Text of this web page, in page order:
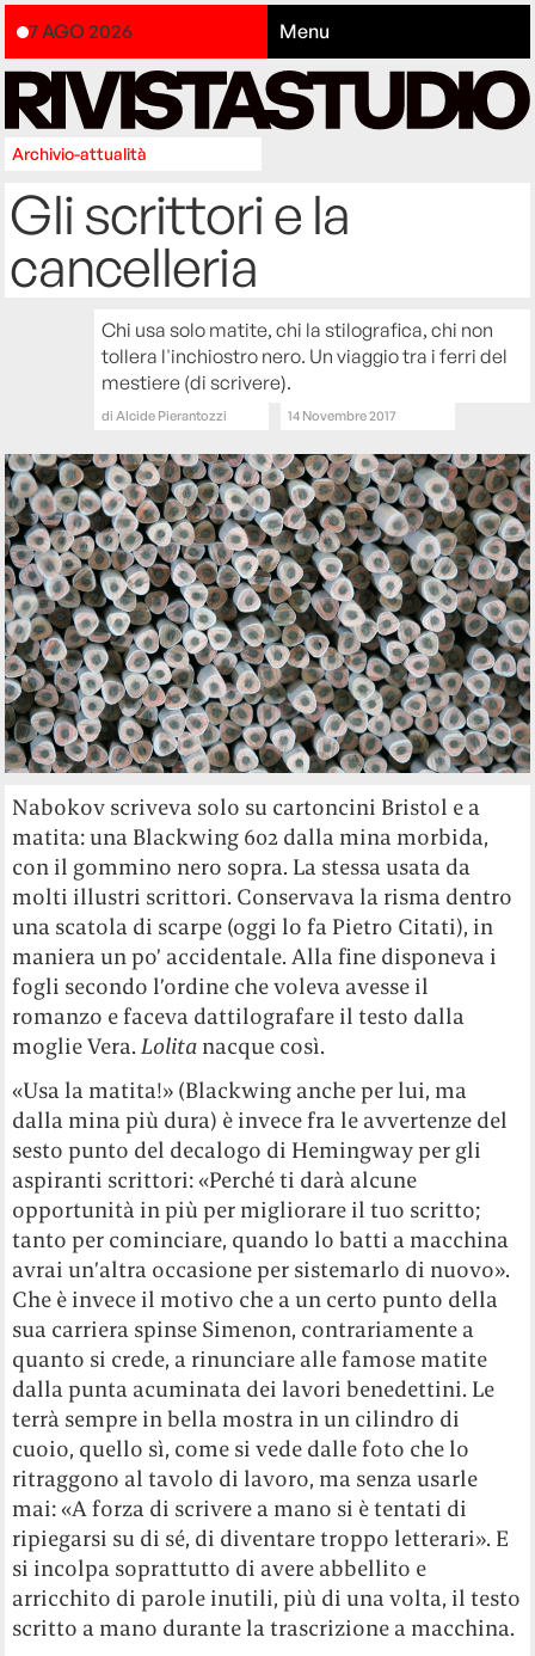
7 AGO 2026 Menu
Archivio-attualità
Gli scrittori e la
cancelleria
Chi usa solo matite, chi la stilografica, chi non
tollera l'inchiostro nero. Un viaggio tra i ferri del
mestiere (di scrivere).
diAlcide Pierantozzi 14 Novembre 2017
Nabokov scriveva solo su cartoncini Bristol e a
matita: una Blackwing 602 dalla mina morbida,
con il gommino nero sopra. La stessa usata da
molti illustri scrittori. Conservava la risma dentro
una scatola di scarpe (oggi lo fa Pietro Citati), in
maniera un po’ accidentale. Alla fine disponeva i
fogli secondo l’ordine che voleva avesse il
romanzo e faceva dattilografare il testo dalla
moglie Vera.Lolita nacque così.
«Usa la matita!» (Blackwing anche per lui, ma
dalla mina più dura) è invece fra le avvertenze del
sesto punto del decalogo di Hemingway per gli
aspiranti scrittori: «Perché ti darà alcune
opportunità in più per migliorare il tuo scritto;
tanto per cominciare, quando lo batti a macchina
avrai un’altra occasione per sistemarlo di nuovo».
Che è invece il motivo che a un certo punto della
sua carriera spinse Simenon, contrariamente a
quanto si crede, a rinunciare alle famose matite
dalla punta acuminata dei lavori benedettini. Le
terrà sempre in bella mostra in un cilindro di
cuoio, quello sì, come si vede dalle foto che lo
ritraggono al tavolo di lavoro, ma senza usarle
mai: «A forza di scrivere a mano si è tentati di
ripiegarsi su di sé, di diventare troppo letterari». E
si incolpa soprattutto di avere abbellito e
arricchito di parole inutili, più di una volta, il testo
scritto a mano durante la trascrizione a macchina.